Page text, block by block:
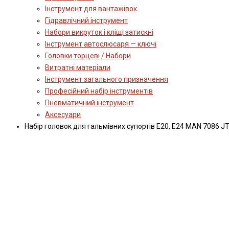
Інструмент для вантажівок
Гідравлічний інструмент
Набори викруток і кліщі затискні
Інструмент автослюсаря — ключі
Головки торцеві / Набори
Витратні матеріали
Інструмент загального призначення
Професійний набір інструментів
Пневматичний інструмент
Аксесуари
Набір головок для гальмівних супортів E20, E24 MAN 7086